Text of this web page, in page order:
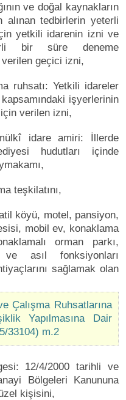
ve doğal kaynakların
alınan tedbirlerin yeterli
yetkili idarenin izni ve
bir süre deneme
geçici izni,
ruhsatı: Yetkili idareler
işyerlerinin
verilen izni,
idare amiri: İllerde
hudutları içinde
teşkilatını,
köyü, motel, pansiyon,
mobil ev, konaklama
orman parkı,
asıl fonksiyonları
sağlamak olan
Çalışma Ruhsatlarına
Yapılmasına Dair
33104) m.2
12/4/2000 tarihli ve
Bölgeleri Kanununa
kişisini,